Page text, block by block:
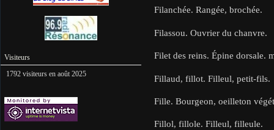
Visiteurs
1792 visiteurs en août 2025
Filanchée. Rangée, brochée.
Filassou. Ouvrier du chanvre.
Filet des reins. Épine dorsale.
Fillaud, fillot. Filleul, petit-fils.
Fille. Bourgeon, oeilleton
Fillol, fillole. Filleul, filleule.